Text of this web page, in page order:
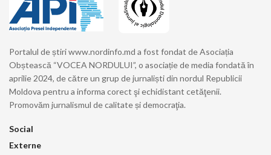
Portalul de știri www.nordinfo.md a fost fondat de Asociația
Obștească “VOCEA NORDULUI”, o asociație de media fondată în
aprilie 2024, de către un grup de jurnaliști din nordul Republicii
Moldova pentru a informa corect şi echidistant cetăţenii.
Promovăm jurnalismul de calitate și democraţia.
Social
Externe